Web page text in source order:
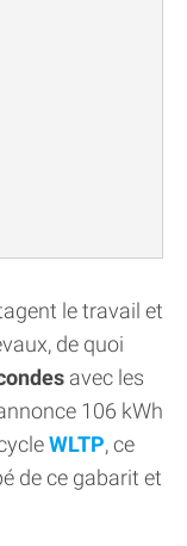
le travail et
de quoi
avec les
106 kWh
WLTP, ce
de ce gabarit et